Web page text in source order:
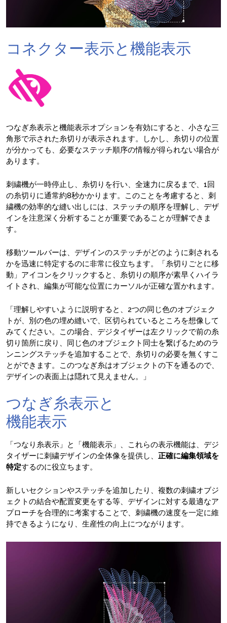
コネクター表示と機能表示
つなぎ糸表示と機能表示オプションを有効にすると、小さな三
角形で示された糸切りが表示されます。しかし、糸切りの位置
が分かっても、必要なステッチ順序の情報が得られない場合が
あります。
刺繍機が一時停止し、糸切りを行い、全速力に戻るまで、1回
の糸切りに通常約8秒かかります。このことを考慮すると、刺
繍機の効率的な縫い出しには、ステッチの順序を理解し、デザ
インを注意深く分析することが重要であることが理解できま
す。
移動ツールバーは、デザインのステッチがどのように刺される
かを迅速に特定するのに非常に役立ちます。「糸切りごとに移
動」アイコンをクリックすると、糸切りの順序が素早くハイラ
イトされ、編集が可能な位置にカーソルが正確な置かれます。
「理解しやすいように説明すると、2つの同じ色のオブジェク
トが、別の色の埋め縫いで、区切られているところを想像して
みてください。この場合、デジタイザーは左クリックで前の糸
切り箇所に戻り、同じ色のオブジェクト同士を繋げるためのラ
ンニングステッチを追加することで、糸切りの必要を無くすこ
とができます。このつなぎ糸はオブジェクトの下を通るので、
デザインの表面上は隠れて見えません。」
つなぎ糸表示と
機能表示
「つなり糸表示」と「機能表示」、これらの表示機能は、デジ
タイザーに刺繍デザインの全体像を提供し、 正確に編集領域を
特定するのに役立ちます。
新しいセクションやステッチを追加したり、複数の刺繍オブジ
ェクトの結合や配置変更をする等、デザインに対する最適なア
プローチを合理的に考案することで、刺繍機の速度を一定に維
持できるようになり、生産性の向上につながります。